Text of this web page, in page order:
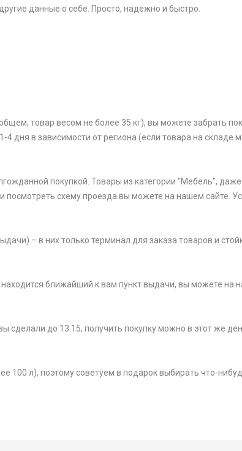
данные о себе. Просто, надежно и быстро.
товар весом не более 35 кг), вы можете забрать
дня в зависимости от региона (если товара на складе
покупкой. Товары из категории "Мебель",
схему проезда вы можете на нашем сайте.
– в них только терминал для заказа товаров и
ближайший к вам пункт выдачи, вы можете на
сделали до 13.15, получить покупку можно в этот же
100 л), поэтому советуем в подарок выбирать что-